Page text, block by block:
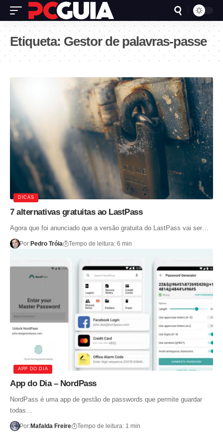
Etiqueta: Gestor de palavras-passe
DICAS
7 alternativas gratuitas ao LastPass
Agora que foi anunciado que a versão gratuita do LastPass vai ser…
Por:Pedro Tróia Tempo de leitura: 6 min
APP DO DIA
App do Dia – NordPass
NordPass é uma app de gestão de passwords que permite guardar
todas…
Por:Mafalda Freire Tempo de leitura: 1 min